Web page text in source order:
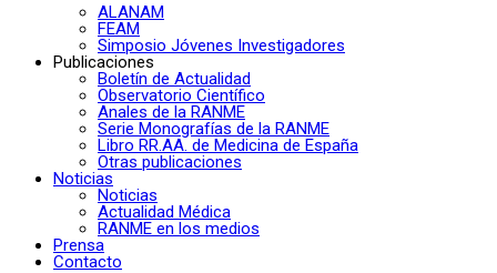
ALANAM
FEAM
Simposio Jóvenes Investigadores
Publicaciones
Boletín de Actualidad
Observatorio Científico
Anales de la RANME
Serie Monografías de la RANME
Libro RR.AA. de Medicina de España
Otras publicaciones
Noticias
Noticias
Actualidad Médica
RANME en los medios
Prensa
Contacto